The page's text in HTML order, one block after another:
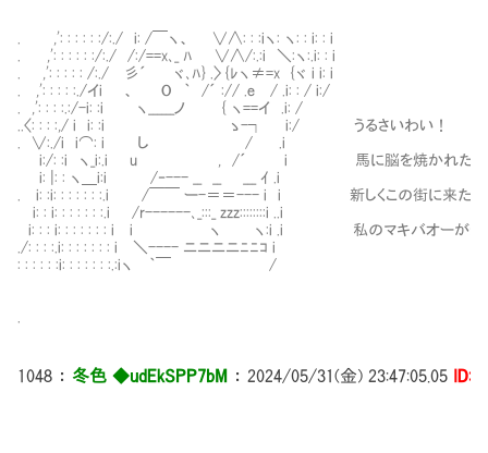
. ,': : : : : :/:./ i: /￣ヽ、 ∨∧: : :iヽ: ヽ: : i: : i
. ,': : : : : :/:./ /:/==x､_ ﾊ ∨∧/:.:i ＼:ヽ:.i: : i
. ,': : : : : /:./ 彡´ ヾ､ﾊ} .〉 {ﾚヽ≠=x {ヾ i i: i
. ,': : : : :./イi 、 O ｀ /´ :// .e / .i: : / i:/
. ,': : : :.:/-i: :i ヽ______ノ { ヽ==イ .i: /
..〈: : : :,/ i i: :i ゝ-┐ i:/ うるさいわい！
. ∨:./i i⌒: i し / .i
i:/: :i ヽ_i:.i u , /´ i 馬に脳を焼かれた人間の
i: |: : ヽ＿i:i /‐--- __ __ ___ ｲ .i
. i: :i: : : : : : :.i /￣￣ ー-＝＝--- i i 新しくこの街に来た貴様
i: : i: : : : : : :.i /r------､_:::_ zzz::::::::i ..i
i: : : i: : : : : : : i i ヽ ヽ:i .i 私のマキバオーが最強なん
./: : : :.i: : : : : : : i ＼---- ニニニニﾆﾆｺ i
: : : : : :i: : : : : : :.:iヽ ｀￣ /
1048 ： 冬色 ◆udEkSPP7bM ： 2024/05/31(金) 23:47:05.05